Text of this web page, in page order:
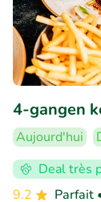
4-gangen
Aujourd'hui
Deal très
9.2
Parfait